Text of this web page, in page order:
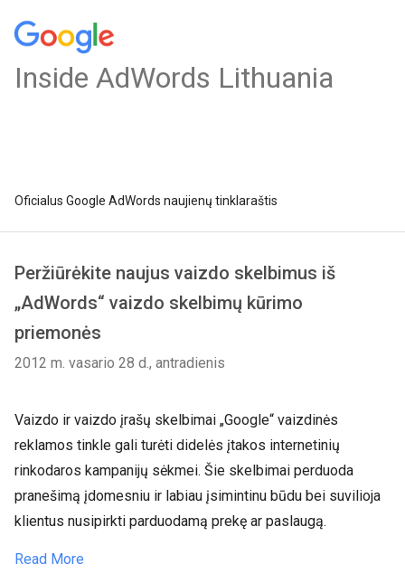
Inside AdWords Lithuania
Oficialus Google AdWords naujienų tinklaraštis
Peržiūrėkite naujus vaizdo skelbimus iš
„AdWords“ vaizdo skelbimų kūrimo
priemonės
2012 m. vasario 28 d., antradienis
Vaizdo ir vaizdo įrašų skelbimai „Google“ vaizdinės
reklamos tinkle gali turėti didelės įtakos internetinių
rinkodaros kampanijų sėkmei. Šie skelbimai perduoda
pranešimą įdomesniu ir labiau įsimintinu būdu bei suvilioja
klientus nusipirkti parduodamą prekę ar paslaugą.
Read More